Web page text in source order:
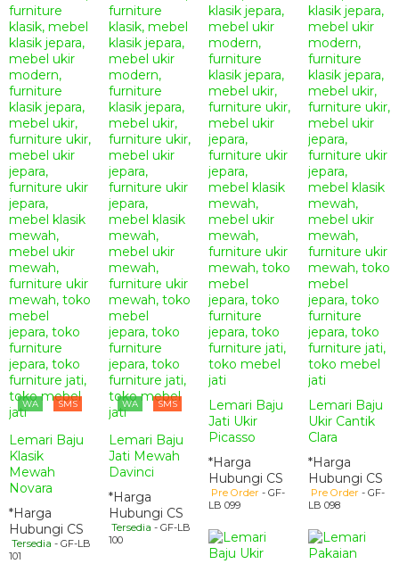
WA SMS
Lemari Baju
Klasik
Mewah
Novara
*Harga
Hubungi CS
Tersedia - GF-LB
101
WA SMS
Lemari Baju
Jati Mewah
Davinci
*Harga
Hubungi CS
Tersedia - GF-LB
100
Lemari Baju
Jati Ukir
Picasso
*Harga
Hubungi CS
Pre Order - GF-
LB 099
Lemari Baju
Ukir Cantik
Clara
*Harga
Hubungi CS
Pre Order - GF-
LB 098